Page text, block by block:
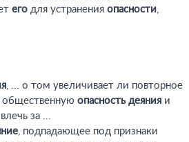
его для устранения опасности,
, ... о том увеличивает ли повторное
общественную опасность деяния и
за ...
, подпадающее под признаки